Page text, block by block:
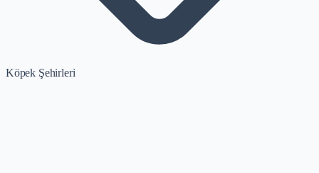
Köpek Şehirleri